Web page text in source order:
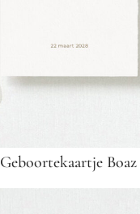
Geboortekaartje Boaz